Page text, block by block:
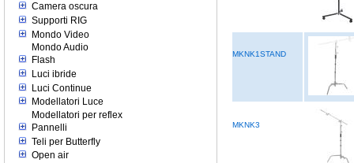
Camera oscura
Supporti RIG
Mondo Video
Mondo Audio
Flash
Luci ibride
Luci Continue
Modellatori Luce
Modellatori per reflex
Pannelli
Teli per Butterfly
Open air
MKNK1STAND
MKNK3